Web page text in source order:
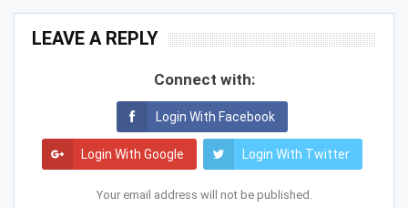
LEAVE A REPLY
Connect with:
Login With Facebook
Login With Google Login With Twitter
Your email address will not be published.